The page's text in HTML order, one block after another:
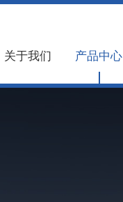
关于我们 产品中心